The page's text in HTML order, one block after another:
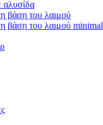
αλυσίδα
βάση του λαιμού
βάση του λαιμού minimal